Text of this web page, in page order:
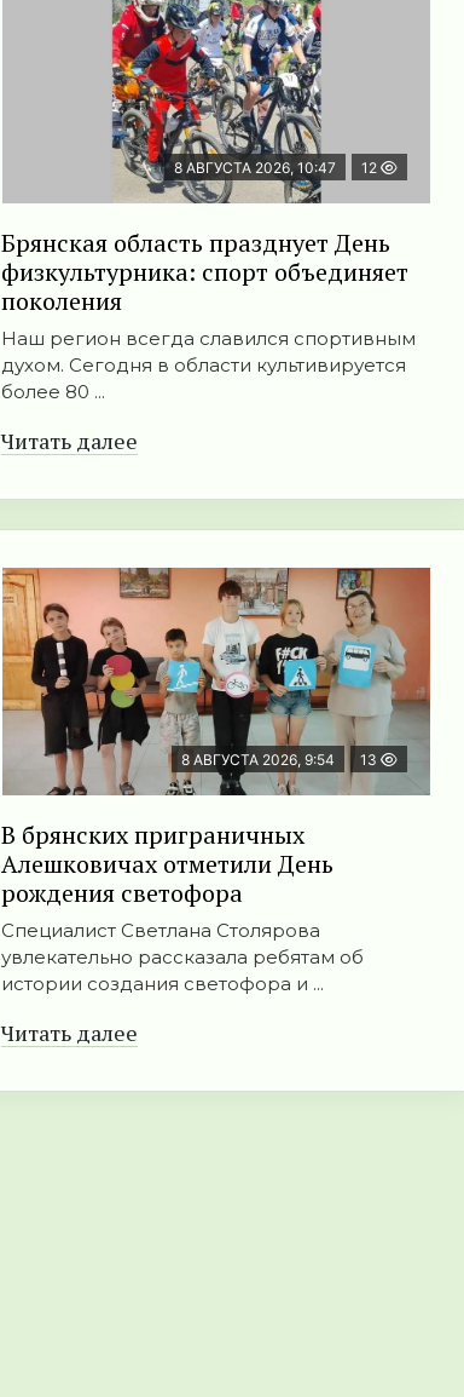
8 АВГУСТА 2026, 10:47 12
Брянская область празднует День
физкультурника: спорт объединяет
поколения
Наш регион всегда славился спортивным
духом. Сегодня в области культивируется
более 80 ...
Читать далее
8 АВГУСТА 2026, 9:54 13
В брянских приграничных
Алешковичах отметили День
рождения светофора
Специалист Светлана Столярова
увлекательно рассказала ребятам об
истории создания светофора и ...
Читать далее